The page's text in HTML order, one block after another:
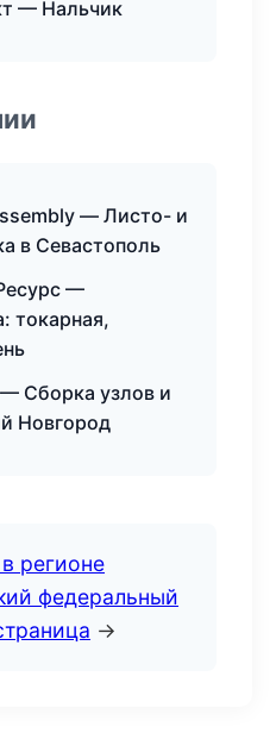
— Нальчик
— Листо- и
в Севастополь
—
токарная,
Сборка узлов и
Новгород
регионе
федеральный
→